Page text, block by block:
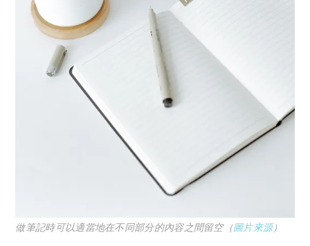
做筆記時可以適當地在不同部分的內容之間留空（圖片來源）